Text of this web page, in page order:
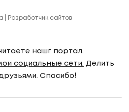
| Разработчик сайтов
нашг портал.
социальные сети. Делить
Спасибо!